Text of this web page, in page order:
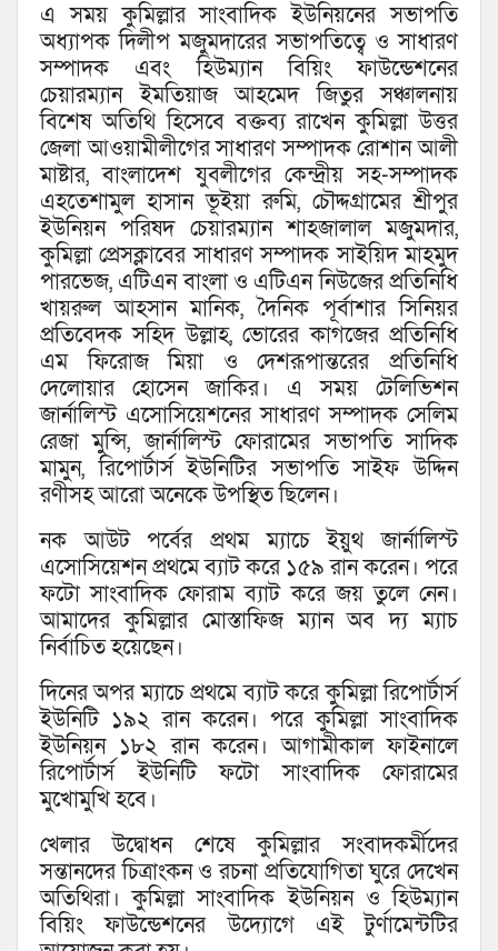
এ সময় কুমিল্লার সাংবাদিক ইউনিয়নের সভাপতি
অধ্যাপক দিলীপ মজুমদারের সভাপতিত্বে ও সাধারণ
সম্পাদক এবং হিউম্যান বিয়িং ফাউন্ডেশনের
চেয়ারম্যান ইমতিয়াজ আহমেদ জিতুর সঞ্চালনায়
বিশেষ অতিথি হিসেবে বক্তব্য রাখেন কুমিল্লা উত্তর
জেলা আওয়ামীলীগের সাধারণ সম্পাদক রোশান আলী
মাষ্টার, বাংলাদেশ যুবলীগের কেন্দ্রীয় সহ-সম্পাদক
এহতেশামুল হাসান ভূইয়া রুমি, চৌদ্দগ্রামের শ্রীপুর
ইউনিয়ন পরিষদ চেয়ারম্যান শাহজালাল মজুমদার,
কুমিল্লা প্রেসক্লাবের সাধারণ সম্পাদক সাইয়িদ মাহমুদ
পারভেজ, এটিএন বাংলা ও এটিএন নিউজের প্রতিনিধি
খায়রুল আহসান মানিক, দৈনিক পূর্বাশার সিনিয়র
প্রতিবেদক সহিদ উল্লাহ, ভোরের কাগজের প্রতিনিধি
এম ফিরোজ মিয়া ও দেশরূপান্তরের প্রতিনিধি
দেলোয়ার হোসেন জাকির। এ সময় টেলিভিশন
জার্নালিস্ট এসোসিয়েশনের সাধারণ সম্পাদক সেলিম
রেজা মুন্সি, জার্নালিস্ট ফোরামের সভাপতি সাদিক
মামুন, রিপোর্টার্স ইউনিটির সভাপতি সাইফ উদ্দিন
রণীসহ আরো অনেকে উপস্থিত ছিলেন।
নক আউট পর্বের প্রথম ম্যাচে ইয়ুথ জার্নালিস্ট
এসোসিয়েশন প্রথমে ব্যাট করে ১৫৯ রান করেন। পরে
ফটো সাংবাদিক ফোরাম ব্যাট করে জয় তুলে নেন।
আমাদের কুমিল্লার মোস্তাফিজ ম্যান অব দ্য ম্যাচ
নির্বাচিত হয়েছেন।
দিনের অপর ম্যাচে প্রথমে ব্যাট করে কুমিল্লা রিপোর্টার্স
ইউনিটি ১৯২ রান করেন। পরে কুমিল্লা সাংবাদিক
ইউনিয়ন ১৮২ রান করেন। আগামীকাল ফাইনালে
রিপোর্টার্স ইউনিটি ফটো সাংবাদিক ফোরামের
মুখোমুখি হবে।
খেলার উদ্বোধন শেষে কুমিল্লার সংবাদকর্মীদের
সন্তানদের চিত্রাংকন ও রচনা প্রতিযোগিতা ঘুরে দেখেন
অতিথিরা। কুমিল্লা সাংবাদিক ইউনিয়ন ও হিউম্যান
বিয়িং ফাউন্ডেশনের উদ্যোগে এই টুর্ণামেন্টটির